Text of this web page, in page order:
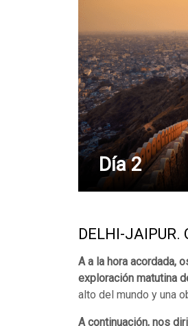
Día 2
DELHI-
A a la hora acordada,
exploración matutina
alto del mundo y una
A continuación, nos